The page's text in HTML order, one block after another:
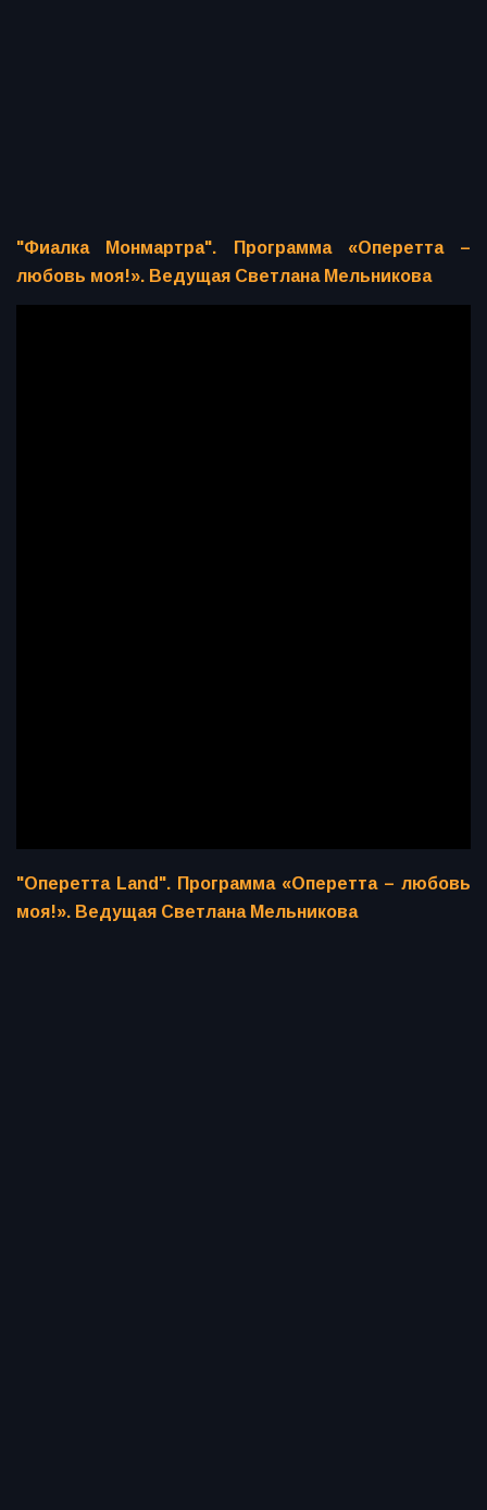
"Фиалка Монмартра". Программа «Оперетта –
любовь моя!». Ведущая Светлана Мельникова
"Оперетта Land". Программа «Оперетта – любовь
моя!». Ведущая Светлана Мельникова